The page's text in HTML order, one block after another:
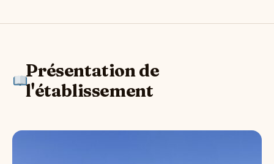
Présentation de
l'établissement